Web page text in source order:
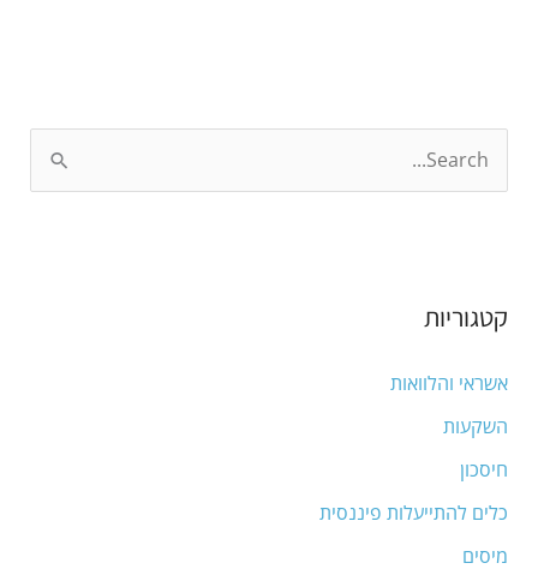
c
f
o
r
:
קטגוריות
אשראי והלוואות
השקעות
חיסכון
כלים להתייעלות פיננסית
מיסים